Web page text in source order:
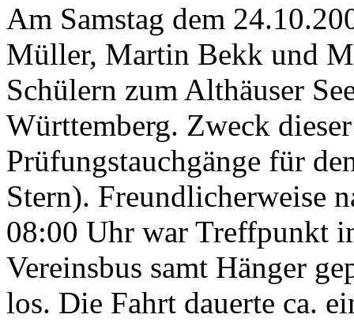
Am Samstag dem
Müller, Martin Bekk und
Schülern zum Althäuser
Württemberg. Zweck
Prüfungstauchgänge für
Stern). Freundlicherweise
08:00 Uhr war Treffpunkt
Vereinsbus samt Hänger
los. Die Fahrt dauerte ca.